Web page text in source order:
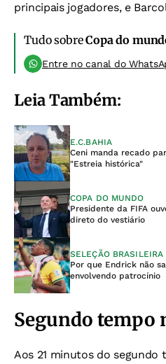
principais jogadores, e
Tudo sobreCopa do
Entre no canal do
Leia Também:
E.C.BAHIA
Ceni manda recado
"Estreia histórica"
COPA DO MUNDO
Presidente da FIFA
direto do vestiário
SELEÇÃO BRASILEIRA
Por que Endrick não
envolvendo patrocínio
Segundo tempo
Aos 21 minutos do segundo